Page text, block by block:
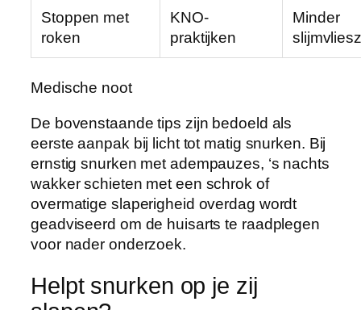
Stoppen met
roken
KNO-
praktijken
Minder
Medische noot
De bovenstaande tips zijn bedoeld als
eerste aanpak bij licht tot matig snurken. Bij
ernstig snurken met adempauzes, ‘s nachts
wakker schieten met een schrok of
overmatige slaperigheid overdag wordt
geadviseerd om de huisarts te raadplegen
voor nader onderzoek.
Helpt snurken op je zij